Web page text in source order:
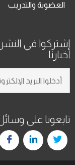
العضوية والتدريب
اشتركوا في
أخبارنا
تابعونا على